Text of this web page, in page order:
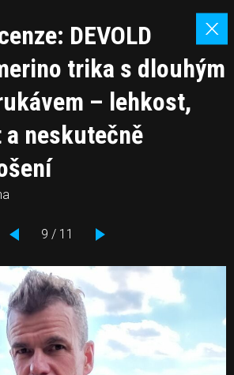
DEVOLD
trika s dlouhým
– lehkost,
neskutečně
9 / 11